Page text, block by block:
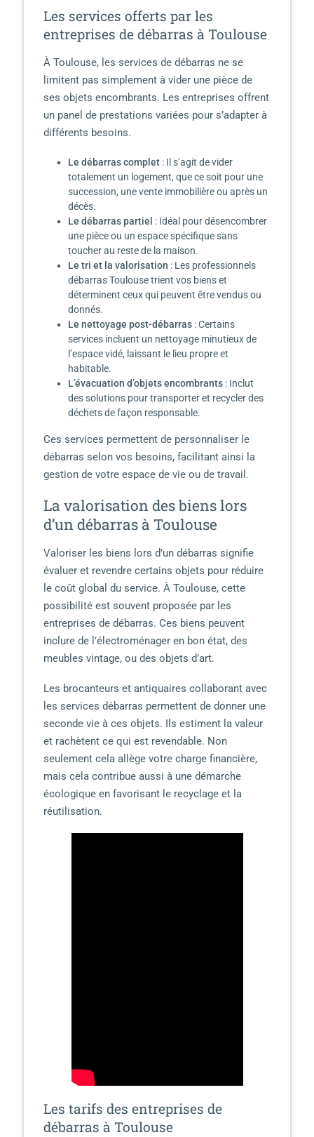
Les services offerts par les
entreprises de débarras à Toulouse
À Toulouse, les services de débarras ne se
limitent pas simplement à vider une pièce de
ses objets encombrants. Les entreprises offrent
un panel de prestations variées pour s’adapter à
différents besoins.
Le débarras complet: Il s’agit de vider
totalement un logement, que ce soit pour une
succession, une vente immobilière ou après un
décès.
Le débarras partiel : Idéal pour désencombrer
une pièce ou un espace spécifique sans
toucher au reste de la maison.
Le tri et la valorisation : Les professionnels
débarras Toulouse trient vos biens et
déterminent ceux qui peuvent être vendus ou
donnés.
Le nettoyage post-débarras: Certains
services incluent un nettoyage minutieux de
l’espace vidé, laissant le lieu propre et
habitable.
L’évacuation d’objets encombrants: Inclut
des solutions pour transporter et recycler des
déchets de façon responsable.
Ces services permettent de personnaliser le
débarras selon vos besoins, facilitant ainsi la
gestion de votre espace de vie ou de travail.
La valorisation des biens lors
d’un débarras à Toulouse
Valoriser les biens lors d’un débarras signifie
évaluer et revendre certains objets pour réduire
le coût global du service. À Toulouse, cette
possibilité est souvent proposée par les
entreprises de débarras. Ces biens peuvent
inclure de l’électroménager en bon état, des
meubles vintage, ou des objets d’art.
Les brocanteurs et antiquaires collaborant avec
les services débarras permettent de donner une
seconde vie à ces objets. Ils estiment la valeur
et rachètent ce qui est revendable. Non
seulement cela allège votre charge financière,
mais cela contribue aussi à une démarche
écologique en favorisant le recyclage et la
réutilisation.
Les tarifs des entreprises de
débarras à Toulouse